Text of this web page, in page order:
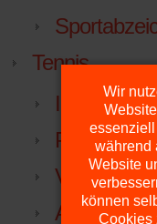
Tennis
Inklusiver
Plätze
Vorstand
Anfahrt
Wir
essenziell
während
Website
können
Cookies